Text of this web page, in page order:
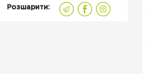
Розшарити: